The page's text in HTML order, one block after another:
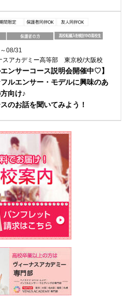
08/31
スアカデミー高等部 東京校/大阪校
エンサーコース説明会開催中♡】
ルエンサー・モデルに興味のあ
向け♪
のお話を聞いてみよう！